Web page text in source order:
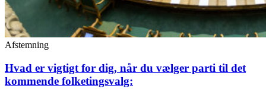
Afstemning
Hvad er vigtigt for dig, når du vælger parti til det
kommende folketingsvalg: